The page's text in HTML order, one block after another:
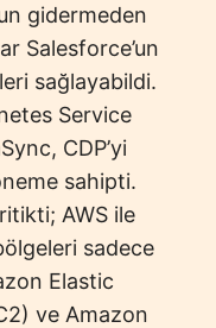
gidermeden
Salesforce’un
sağlayabildi.
Service
CDP’yi
sahipti.
AWS ile
sadece
Elastic
ve Amazon